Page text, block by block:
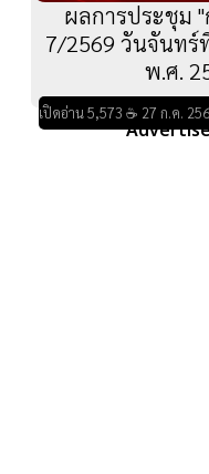
ผลการประชุม "
7/2569 วันจันทร์
พ.ศ.
เปิดอ่าน 5,573 ☕ 27 ก.ค.